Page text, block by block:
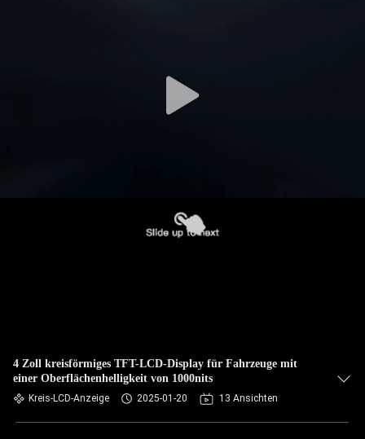
4 Zoll kreisförmiges TFT-LCD-Display für Fahrzeuge mit
einer Oberflächenhelligkeit von 1000nits
Kreis-LCD-Anzeige 2025-01-20 13 Ansichten